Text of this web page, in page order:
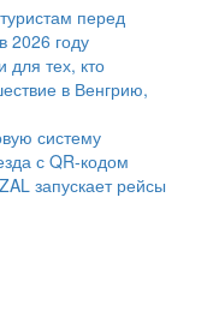
перед
2026 году
для тех, кто
в Венгрию,
систему
с QR-кодом
запускает рейсы